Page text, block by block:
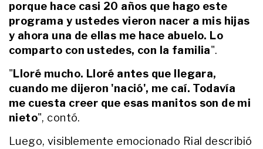
porque hace casi 20 años que hago este
programa y ustedes vieron nacer a mis hijas
y ahora una de ellas me hace abuelo. Lo
comparto con ustedes, con la familia".
"Lloré mucho. Lloré antes que llegara,
cuando me dijeron 'nació', me caí. Todavía
me cuesta creer que esas manitos son de mi
nieto", contó.
Luego, visiblemente emocionado Rial describió
Rufina: “Es hermoso verte crecer”
ENTRETENIMIENTO
“¡Bienvenido Vito!”: la emotiva
primera foto que compartieron
María Belén Ludueña y Jorge
Macri de su hijo
ENTRETENIMIENTO
Así fue la inolvidable salida de